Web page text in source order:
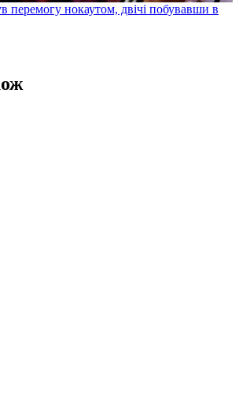
перемогу нокаутом, двічі побувавши в